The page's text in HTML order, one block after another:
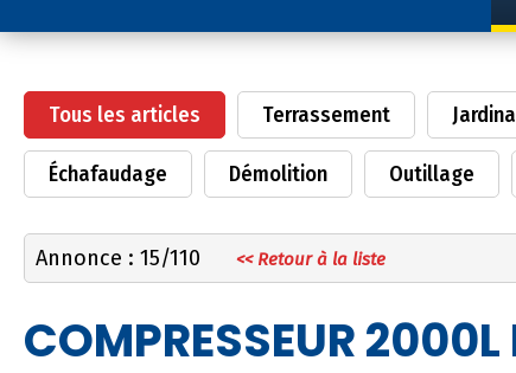
Tous les articles Terrassement
Échafaudage Démolition Outillage
Annonce : 15/110 << Retour à la liste
COMPRESSEUR 2000L